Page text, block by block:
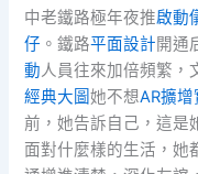
中老鐵路極年夜推啟動
仔 。鐵路平面設計開通
動人員往來加倍頻繁，
經典大圖她不想AR擴
前，她告訴自己，這是
面對什麼樣的生活，她